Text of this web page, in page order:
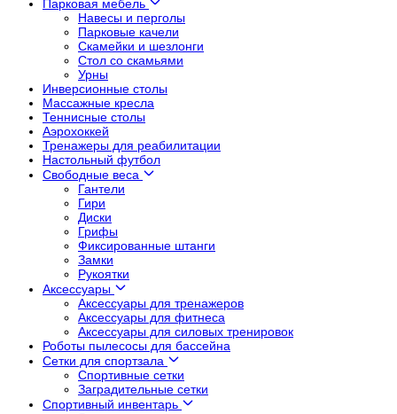
Парковая мебель
Навесы и перголы
Парковые качели
Скамейки и шезлонги
Стол со скамьями
Урны
Инверсионные столы
Массажные кресла
Теннисные столы
Аэрохоккей
Тренажеры для реабилитации
Настольный футбол
Свободные веса
Гантели
Гири
Диски
Грифы
Фиксированные штанги
Замки
Рукоятки
Аксессуары
Аксессуары для тренажеров
Аксессуары для фитнеса
Аксессуары для силовых тренировок
Роботы пылесосы для бассейна
Сетки для спортзала
Спортивные сетки
Заградительные сетки
Спортивный инвентарь